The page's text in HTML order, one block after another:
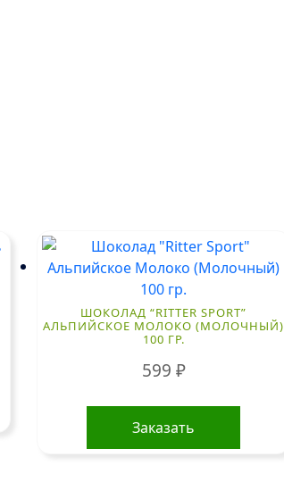
ШОКОЛАД “RITTER SPORT”
АЛЬПИЙСКОЕ МОЛОКО (МОЛОЧНЫЙ)
100 ГР.
599 ₽
Заказать